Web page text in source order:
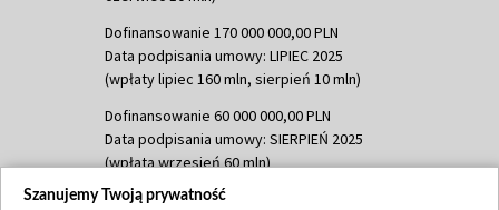
Dofinansowanie 170 000 000,00 PLN
Data podpisania umowy: LIPIEC 2025
(wpłaty lipiec 160 mln, sierpień 10 mln)
Dofinansowanie 60 000 000,00 PLN
Data podpisania umowy: SIERPIEŃ 2025
(wpłata wrzesień 60 mln)
Dofinansowanie 635 783 051,21 PLN
Szanujemy Twoją prywatność